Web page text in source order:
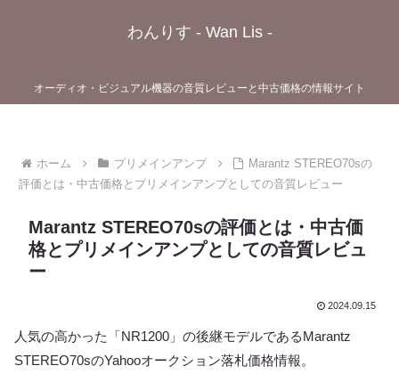
わんりす - Wan Lis -
オーディオ・ビジュアル機器の音質レビューと中古価格の情報サイト
ホーム プリメインアンプ
Marantz STEREO70sの
評価とは・中古価格とプリメインアンプとしての音質レビュー
Marantz STEREO70sの評価とは・中古価
格とプリメインアンプとしての音質レビュ
ー
2024.09.15
人気の高かった「NR1200」の後継モデルであるMarantz
STEREO70sのYahooオークション落札価格情報。